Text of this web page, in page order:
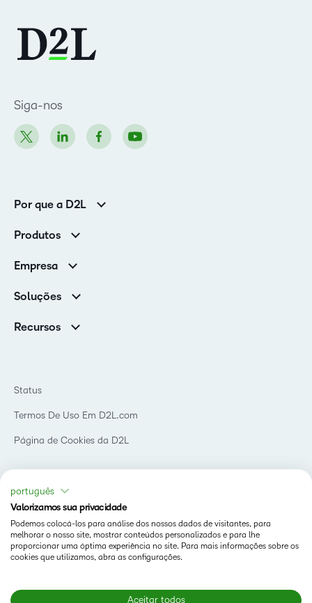
Siga-nos
Por que a D2L
Clientes de associações
Produtos
Serviços e suporte
Nuvem Brightspace
Empresa
Contato e unidades
Notícias
Soluções
Educação básica
Instituições de capacitação
Recursos
Comunidade
reservados.
Status
Termos De Uso Em D2L.com
Página de Cookies da D2L
português
Valorizamos sua privacidade
Podemos colocá-los para análise dos nossos dados de visitantes, para
melhorar o nosso site, mostrar conteúdos personalizados e para lhe
proporcionar uma óptima experiência no site. Para mais informações sobre os
cookies que utilizamos, abra as configurações.
Aceitar todos